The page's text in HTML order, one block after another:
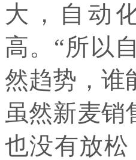
大，自动
高。“所以
然趋势，谁
虽然新麦销
也没有放松